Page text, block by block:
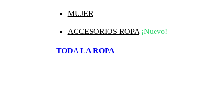
MUJER
ACCESORIOS ROPA ¡Nuevo!
TODA LA ROPA